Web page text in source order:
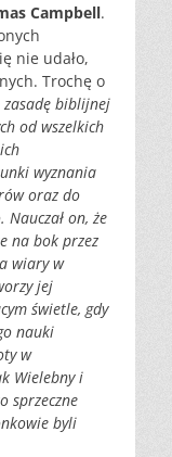
Campbell.
nie udało,
Trochę o
zasadę biblijnej
od wszelkich
wyznania
oraz do
on, że
na bok przez
wiary w
jej
świetle, gdy
nauki
w
Wielebny i
sprzeczne
byli